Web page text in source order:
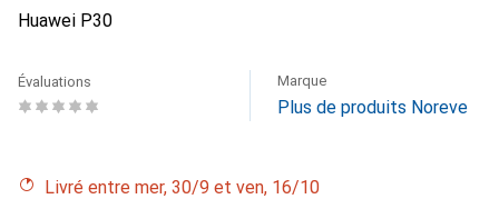
Huawei P30
Évaluations Marque
Plus de produits Noreve
Livré entre mer, 30/9 et ven, 16/10